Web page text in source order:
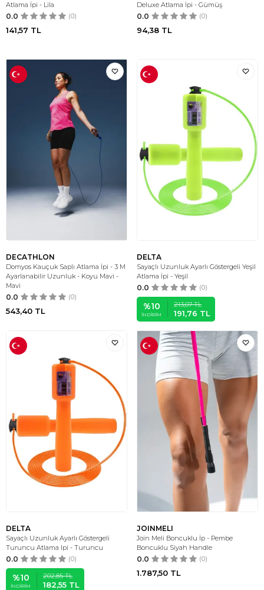
Atlama İpi - Lila
0.0 (0)
141,57 TL
Deluxe Atlama İpi - Gümüş
0.0 (0)
94,38 TL
DECATHLON
Domyos Kauçuk Saplı Atlama İpi - 3 M
Ayarlanabilir Uzunluk - Koyu Mavi -
Mavi
0.0 (0)
543,40 TL
DELTA
Sayaçlı Uzunluk Ayarlı Göstergeli Yeşil
Atlama İpi - Yeşil
0.0 (0)
%10
İNDIRIM
213,07TL
191,76 TL
DELTA
Sayaçlı Uzunluk Ayarlı Göstergeli
Turuncu Atlama Ipi - Turuncu
0.0 (0)
%10
İNDIRIM
202,85TL
182,55 TL
JOINMELI
Join Meli Boncuklu İp - Pembe
Boncuklu Siyah Handle
0.0 (0)
1.787,50 TL